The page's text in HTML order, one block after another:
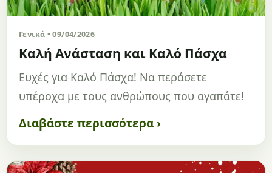
Γενικά • 09/04/2026
Καλή Ανάσταση και Καλό Πάσχα
Ευχές για Καλό Πάσχα! Να περάσετε
υπέροχα με τους ανθρώπους που αγαπάτε!
Διαβάστε περισσότερα ›